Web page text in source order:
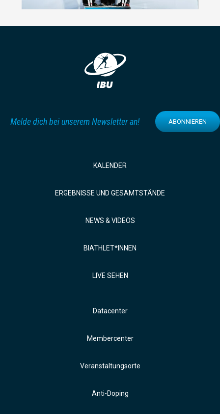
Melde dich bei unserem Newsletter an! ABONNIEREN
KALENDER
ERGEBNISSE UND GESAMTSTÄNDE
NEWS & VIDEOS
BIATHLET*INNEN
LIVE SEHEN
Datacenter
Membercenter
Veranstaltungsorte
Anti-Doping